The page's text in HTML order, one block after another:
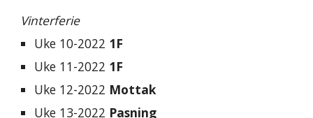
Vinterferie
Uke 10-2022 1F
Uke 11-2022 1F
Uke 12-2022 Mottak
Uke 13-2022 Pasning